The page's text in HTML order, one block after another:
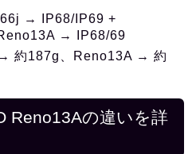
→ IP68/IP69 +
→ IP68/69
約187g、Reno13A → 約
Reno13Aの違いを詳